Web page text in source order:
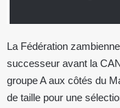
La Fédération
successeur avant la
groupe A aux côtés du
de taille pour une